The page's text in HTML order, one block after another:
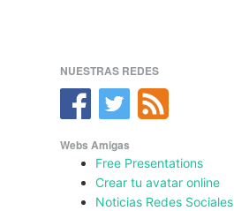
NUESTRAS REDES
Webs Amigas
Free Presentations
Crear tu avatar online
Noticias Redes Sociales